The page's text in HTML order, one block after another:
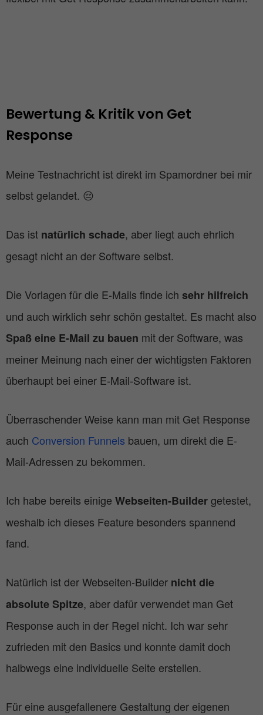
Bewertung & Kritik von Get
Response
Meine Testnachricht ist direkt im Spamordner bei mir
selbst gelandet. 😔
Das ist natürlich schade, aber liegt auch ehrlich
gesagt nicht an der Software selbst.
Die Vorlagen für die E-Mails finde ich sehr hilfreich
und auch wirklich sehr schön gestaltet. Es macht also
Spaß eine E-Mail zu bauen mit der Software, was
meiner Meinung nach einer der wichtigsten Faktoren
überhaupt bei einer E-Mail-Software ist.
Überraschender Weise kann man mit Get Response
auch Conversion Funnels bauen, um direkt die E-
Mail-Adressen zu bekommen.
Ich habe bereits einige Webseiten-Buildergetestet,
weshalb ich dieses Feature besonders spannend
fand.
Natürlich ist der Webseiten-Builder nicht die
absolute Spitze, aber dafür verwendet man Get
Response auch in der Regel nicht. Ich war sehr
zufrieden mit den Basics und konnte damit doch
halbwegs eine individuelle Seite erstellen.
Für eine ausgefallenere Gestaltung der eigenen